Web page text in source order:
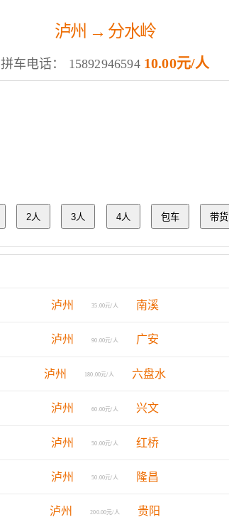
泸州 → 分水岭
拼车电话： 15892946594 10.00元/人
2人 3人 4人 包车 带货
泸州 35.00元/人 南溪
泸州 90.00元/人 广安
泸州 180.00元/人 六盘水
泸州 60.00元/人 兴文
泸州 50.00元/人 红桥
泸州 50.00元/人 隆昌
泸州 200.00元/人 贵阳